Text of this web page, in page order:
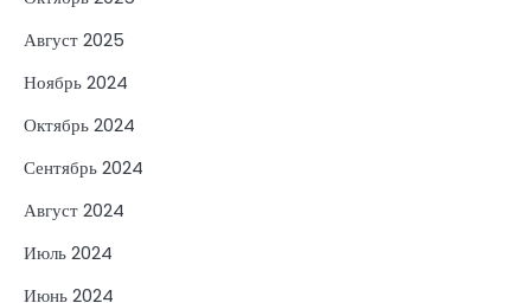
Август 2025
Ноябрь 2024
Октябрь 2024
Сентябрь 2024
Август 2024
Июль 2024
Июнь 2024